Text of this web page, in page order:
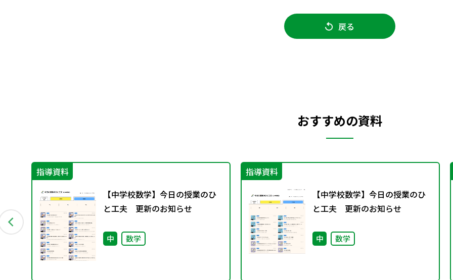
戻る
おすすめの資料
指導資料
【中学校数学】今日の授業のひ
と工夫 更新のお知らせ
中 数学
指導資料
【中学校数学】今日の授業のひ
と工夫 更新のお知らせ
中 数学